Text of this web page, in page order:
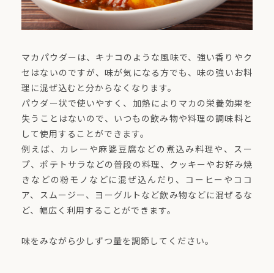
マカパウダーは、キナコのような風味で、強い香りやク
セはないのですが、味が気になる方でも、味の強いお料
理に混ぜ込むと分からなくなります。
パウダー状で使いやすく、加熱によりマカの栄養効果を
失うことはないので、いつもの飲み物や料理の調味料と
して使用することができます。
例えば、カレーや麻婆豆腐などの煮込み料理や、スー
プ、ポテトサラなどの普段の料理、クッキーやお好み焼
きなどの粉モノなどに混ぜ込んだり、コーヒーやココ
ア、スムージー、ヨーグルトなど飲み物などに混ぜるな
ど、幅広く利用することができます。
味をみながら少しずつ量を調節してください。